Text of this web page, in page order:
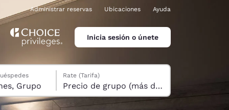
Administrar reservas Ubicaciones Ayuda
Inicia sesión o únete
Grupo
Rate (Tarifa)
Precio de grupo (más de 10 habitaciones)